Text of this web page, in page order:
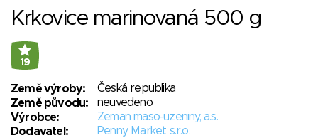
Krkovice marinovaná 500 g
19
Země výroby:
Česká republika
Země původu:
neuvedeno
Výrobce:
Zeman maso-uzeniny, a.s.
Dodavatel:
Penny Market s.r.o.